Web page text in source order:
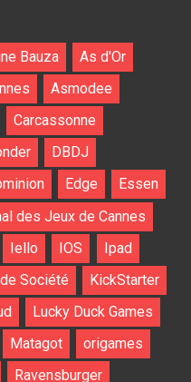
Bauza
As d'Or
Asmodee
Carcassonne
DBDJ
Edge
Essen
des Jeux de Cannes
Iello IOS
Ipad
Société
KickStarter
Lucky Duck Games
Matagot
origames
Ravensburger